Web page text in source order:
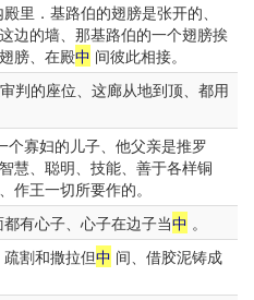
里．基路伯的翅膀是张开的、
边的墙、那基路伯的一个翅膀挨
膀、在殿中 间彼此相接。
判的座位、这廊从地到顶、都用
个寡妇的儿子、他父亲是推罗
慧、聪明、技能、善于各样铜
作王一切所要作的。
有心子、心子在边子当中 。
割和撒拉但中 间、借胶泥铸成